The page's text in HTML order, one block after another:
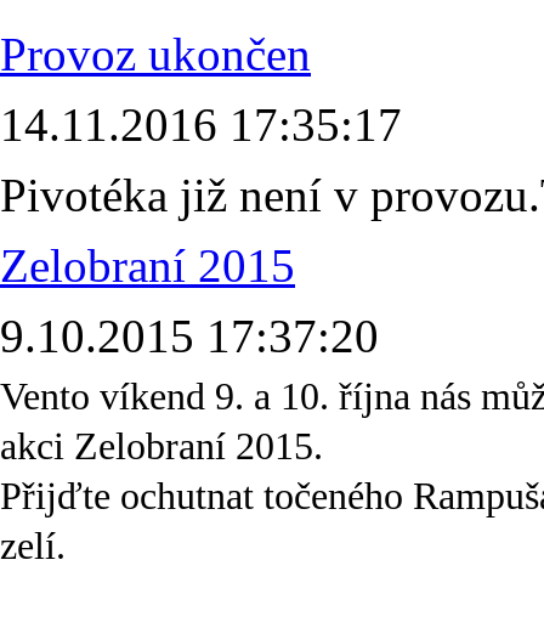
Provoz ukončen
14.11.2016 17:35:17
Pivotéka již není v
Zelobraní 2015
9.10.2015 17:37:20
Vento víkend 9. a 10. října nás
akci Zelobraní 2015.
Přijďte ochutnat točeného
zelí.